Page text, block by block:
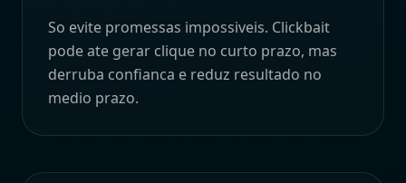
So evite promessas impossiveis. Clickbait
pode ate gerar clique no curto prazo, mas
derruba confianca e reduz resultado no
medio prazo.